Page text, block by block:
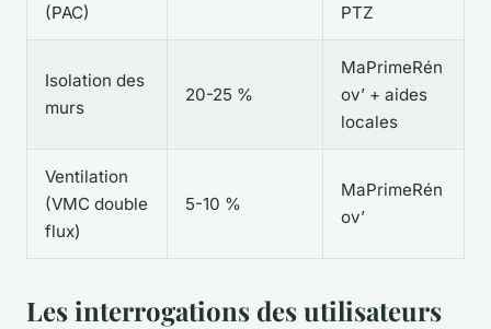
(PAC)
PTZ
Isolation des
murs
20-25 %
MaPrimeRén
ov’ + aides
locales
Ventilation
(VMC double
flux)
5-10 %
MaPrimeRén
ov’
Les interrogations des utilisateurs